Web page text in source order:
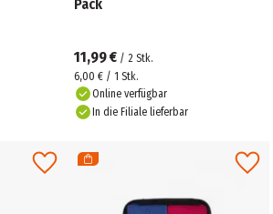
Pack
11,99 € / 2 Stk.
6,00 € / 1 Stk.
Online verfügbar
In die Filiale lieferbar